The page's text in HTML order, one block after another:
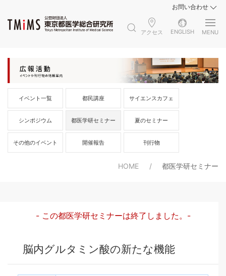
お問い合わせ
アクセス ENGLISH MENU
イベント一覧 都民講座 サイエンスカフェ
シンポジウム 都医学研セミナー 夏のセミナー
その他のイベント 開催報告 刊行物
HOME 都医学研セミナー
- この都医学研セミナーは終了しました。-
脳内グルタミン酸の新たな機能